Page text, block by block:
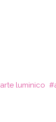
arte luminico